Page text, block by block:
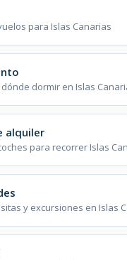
para Islas Canarias
dormir en Islas
alquiler
para recorrer Islas
y excursiones en Islas